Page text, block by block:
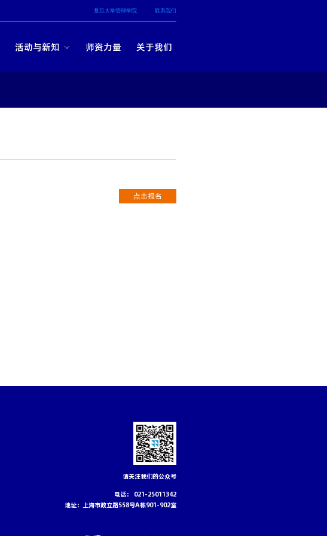
复旦大学管理学院 联系我们
活动与新知 师资力量 关于我们
点击报名
请关注我们的公众号
电话： 021-25011342
地址：上海市政立路558号A栋901-902室